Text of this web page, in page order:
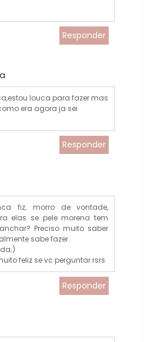
Responder
louca para fazer mas
era agora ja sei
Responder
fiz, morro de vontade,
elas se pele morena tem
Preciso muito saber
sabe fazer.
feliz se vc perguntar rsrs
Responder